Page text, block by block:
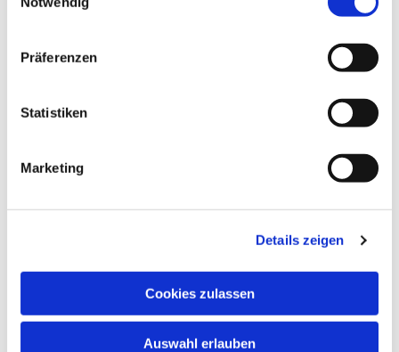
Präferenzen
Statistiken
Marketing
Details zeigen
Cookies zulassen
Auswahl erlauben